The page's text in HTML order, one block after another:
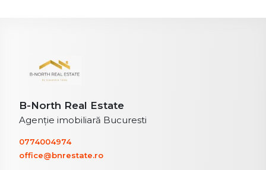
B-North Real Estate
Agenție imobiliară Bucuresti
0774004974
office@bnrestate.ro